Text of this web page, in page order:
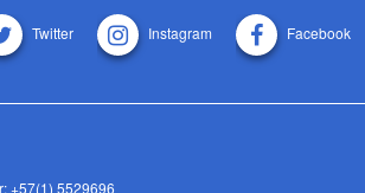
Twitter Instagram Facebook
+57(1) 5529696